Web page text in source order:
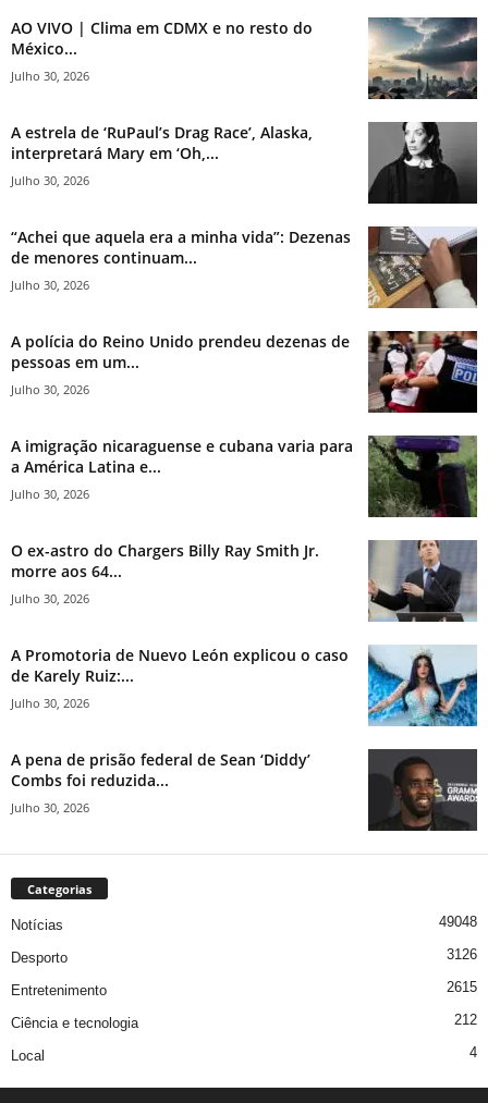
AO VIVO | Clima em CDMX e no resto do
México...
Julho 30, 2026
A estrela de ‘RuPaul’s Drag Race’, Alaska,
interpretará Mary em ‘Oh,...
Julho 30, 2026
“Achei que aquela era a minha vida”: Dezenas
de menores continuam...
Julho 30, 2026
A polícia do Reino Unido prendeu dezenas de
pessoas em um...
Julho 30, 2026
A imigração nicaraguense e cubana varia para
a América Latina e...
Julho 30, 2026
O ex-astro do Chargers Billy Ray Smith Jr.
morre aos 64...
Julho 30, 2026
A Promotoria de Nuevo León explicou o caso
de Karely Ruiz:...
Julho 30, 2026
A pena de prisão federal de Sean ‘Diddy’
Combs foi reduzida...
Julho 30, 2026
Categorias
Notícias 49048
Desporto 3126
Entretenimento 2615
Ciência e tecnologia 212
Local 4